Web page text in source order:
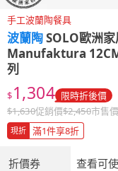
手工波蘭陶餐具
波蘭陶SOLO歐洲
Manufaktura
列
$1,304 限時折後價
$1,630促銷價$2,450市售價
現折 滿1件享8折
折價券 查看可